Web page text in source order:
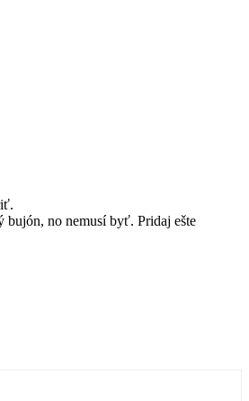
no nemusí byť. Pridaj ešte